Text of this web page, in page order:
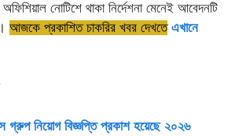
নোটিশে থাকা নির্দেশনা মেনেই আবেদনটি
আজকে প্রকাশিত চাকরির খবর দেখতে এখানে
গ্রুপ নিয়োগ বিজ্ঞপ্তি প্রকাশ হয়েছে ২০২৬